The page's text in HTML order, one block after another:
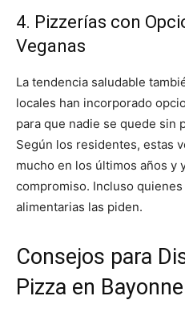
4. Pizzerías con
Veganas
La tendencia saludable
locales han incorporado
para que nadie se quede sin
Según los residentes, estas
mucho en los últimos años y
compromiso. Incluso
alimentarias las piden.
Consejos para
Pizza en Bayonne